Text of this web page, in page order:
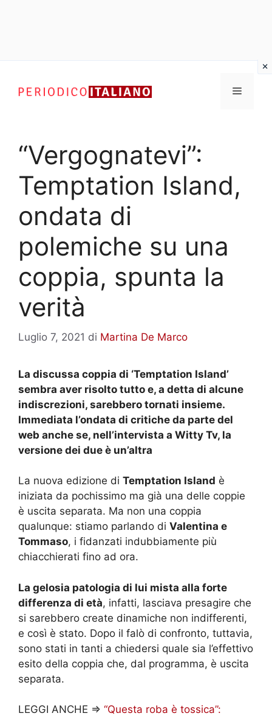
contenuto
Menu
“Vergognatevi”:
Temptation Island,
ondata di
polemiche su una
coppia, spunta la
verità
Luglio 7, 2021 di Martina De Marco
La discussa coppia di ‘Temptation Island’
sembra aver risolto tutto e, a detta di alcune
indiscrezioni, sarebbero tornati insieme.
Immediata l’ondata di critiche da parte del
web anche se, nell’intervista a Witty Tv, la
versione dei due è un’altra
La nuova edizione di Temptation Island è
iniziata da pochissimo ma già una delle coppie
è uscita separata. Ma non una coppia
qualunque: stiamo parlando di Valentina e
Tommaso, i fidanzati indubbiamente più
chiacchierati fino ad ora.
La gelosia patologia di lui mista alla forte
differenza di età, infatti, lasciava presagire che
si sarebbero create dinamiche non indifferenti,
e così è stato. Dopo il falò di confronto, tuttavia,
sono stati in tanti a chiedersi quale sia l’effettivo
esito della coppia che, dal programma, è uscita
separata.
LEGGI ANCHE => “Questa roba è tossica”: